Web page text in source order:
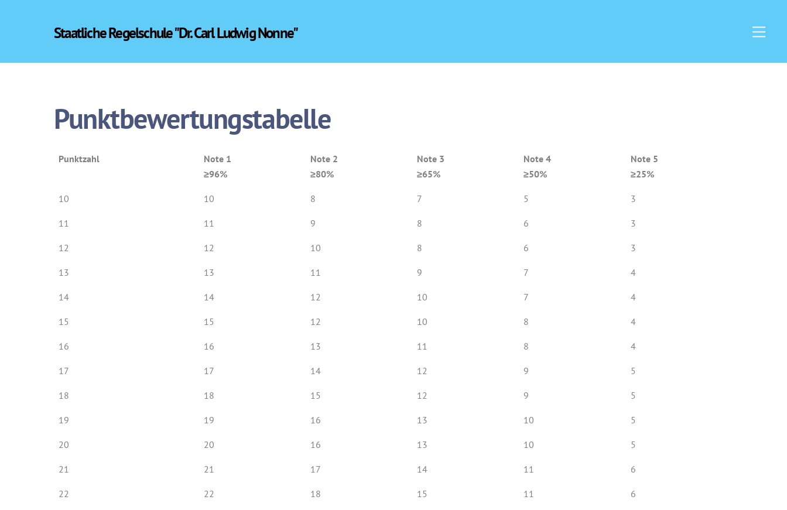
Staatliche Regelschule "Dr. Carl Ludwig Nonne"
Punktbewertungstabelle
Punktzahl
Note 1
≥96%
Note 2
≥80%
Note 3
≥65%
Note 4
≥50%
Note 5
≥25%
10 10 8 7 5 3
11 11 9 8 6 3
12 12 10 8 6 3
13 13 11 9 7 4
14 14 12 10 7 4
15 15 12 10 8 4
16 16 13 11 8 4
17 17 14 12 9 5
18 18 15 12 9 5
19 19 16 13 10 5
20 20 16 13 10 5
21 21 17 14 11 6
22 22 18 15 11 6